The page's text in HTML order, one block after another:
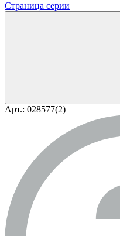
Страница серии
Арт.: 028577(2)